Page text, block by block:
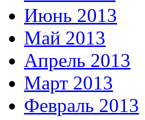
Июнь 2013
Май 2013
Апрель 2013
Март 2013
Февраль 2013